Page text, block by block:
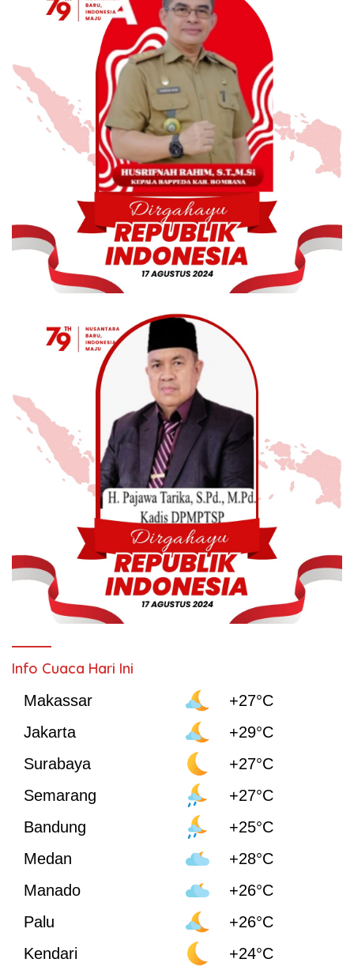
Info Cuaca Hari Ini
Makassar
+27°C
Jakarta
+29°C
Surabaya
+27°C
Semarang
+27°C
Bandung
+25°C
Medan
+28°C
Manado
+26°C
Palu
+26°C
Kendari
+24°C